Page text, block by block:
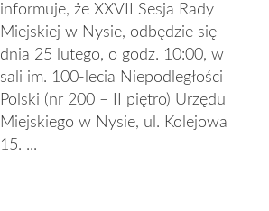
informuje, że XXVII Sesja Rady
Miejskiej w Nysie, odbędzie się
dnia 25 lutego, o godz. 10:00, w
sali im. 100-lecia Niepodległości
Polski (nr 200 – II piętro) Urzędu
Miejskiego w Nysie, ul. Kolejowa
15. ...